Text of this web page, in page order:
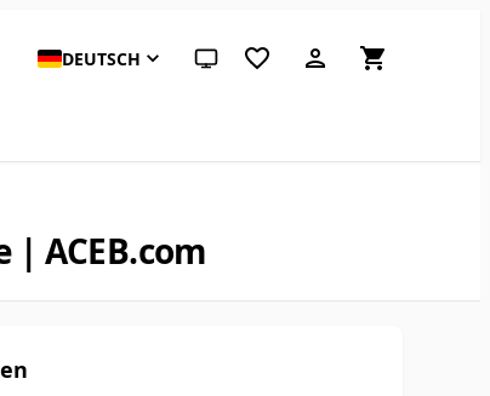
DEUTSCH System-Design (klicken für hell)
| ACEB.com